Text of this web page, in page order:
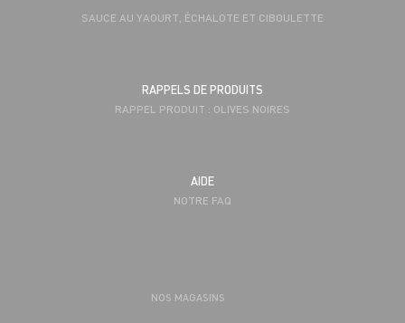
SAUCE AU YAOURT, ÉCHALOTE ET CIBOULETTE
RAPPELS DE PRODUITS
RAPPEL PRODUIT : OLIVES NOIRES
AIDE
NOTRE FAQ
NOS MAGASINS